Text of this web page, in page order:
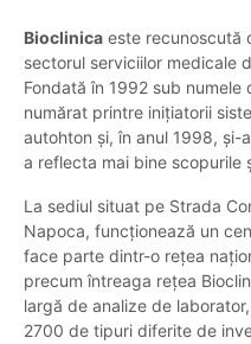
Bioclinica este recunoscută
sectorul serviciilor medicale
Fondată în 1992 sub
numărat printre inițiatorii
autohton și, în anul 1998, și-
a reflecta mai bine scopurile
La sediul situat pe Strada
Napoca, funcționează un
face parte dintr-o rețea
precum întreaga rețea
largă de analize de
2700 de tipuri diferite de